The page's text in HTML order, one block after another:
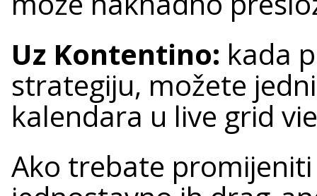
Uz Kontentino: kada
strategiju, možete
kalendara u live grid
Ako trebate